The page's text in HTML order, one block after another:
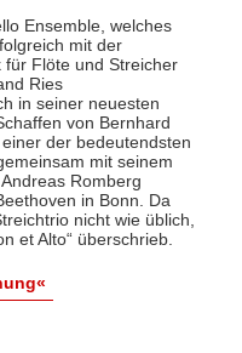
Ensemble, welches
mit der
für Flöte und Streicher
Ries
in seiner neuesten
von Bernhard
der bedeutendsten
mit seinem
Romberg
in Bonn. Da
nicht wie üblich,
et Alto“ überschrieb.